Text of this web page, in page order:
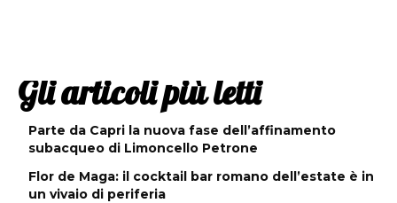
Gli articoli più letti
Parte da Capri la nuova fase dell’affinamento
subacqueo di Limoncello Petrone
Flor de Maga: il cocktail bar romano dell’estate è in
un vivaio di periferia